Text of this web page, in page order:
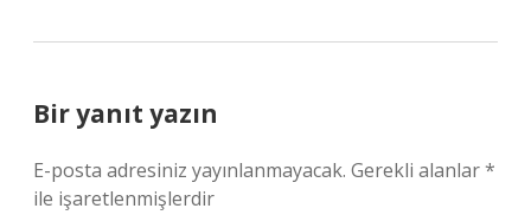
Bir yanıt yazın
E-posta adresiniz yayınlanmayacak. Gerekli alanlar*
ile işaretlenmişlerdir